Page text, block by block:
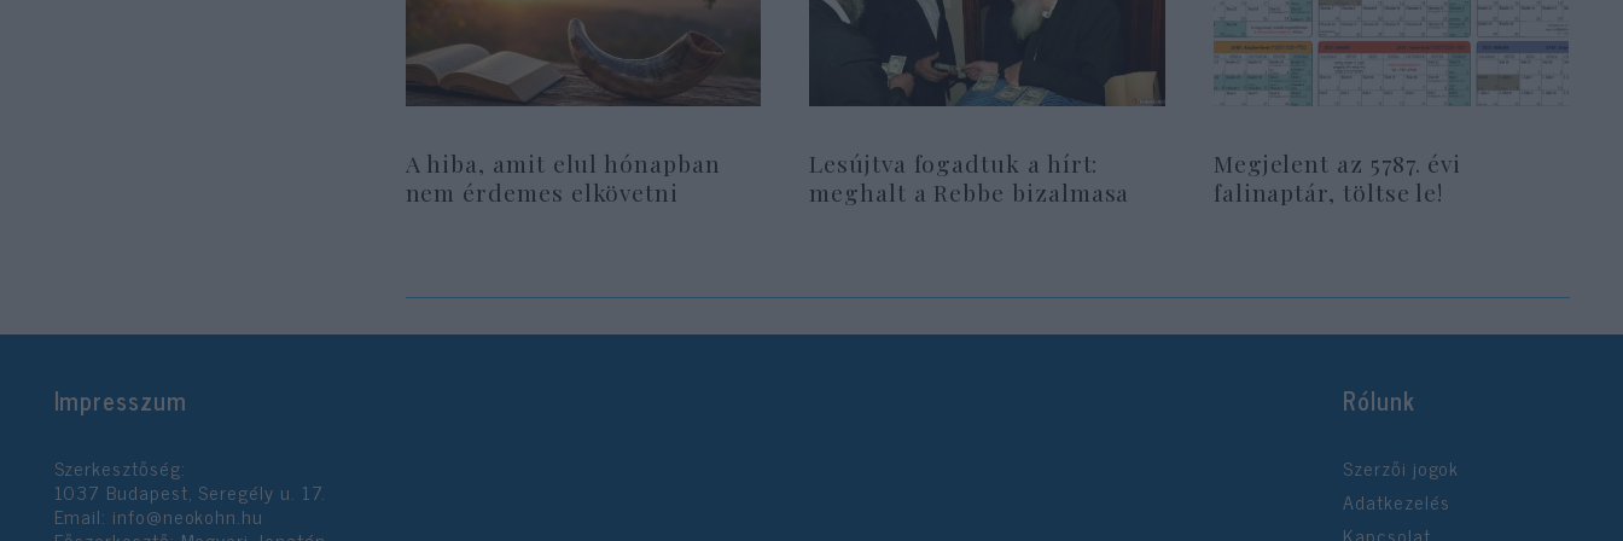
A hiba, amit elul hónapban
nem érdemes elkövetni
Lesújtva fogadtuk a hírt:
meghalt a Rebbe bizalmasa
Megjelent az 5787. évi
falinaptár, töltse le!
Impresszum
Szerkesztőség:
1037 Budapest, Seregély u. 17.
Email: info@neokohn.hu
Rólunk
Szerzői jogok
Adatkezelés
Kapcsolat